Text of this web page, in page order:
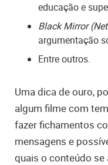
educação e
Black Mirror
argumentação
Entre outros.
Uma dica de ouro,
algum filme com
fazer fichamentos
mensagens e
quais o conteúdo se